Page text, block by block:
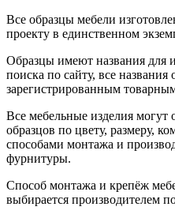
Все образцы мебели
проекту в единственном
Образцы имеют названия для
поиска по сайту, все названия
зарегистрированным
Все мебельные изделия могут
образцов по цвету, размеру,
способами монтажа и
фурнитуры.
Способ монтажа и крепёж
выбирается производителем